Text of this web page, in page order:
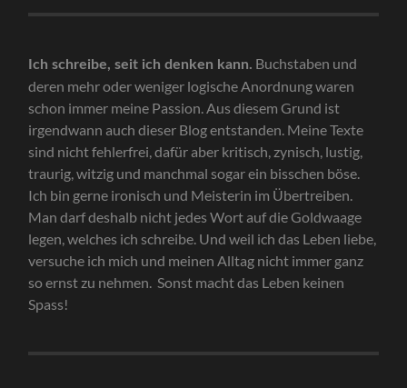
Ich schreibe, seit ich denken kann. Buchstaben und
deren mehr oder weniger logische Anordnung waren
schon immer meine Passion. Aus diesem Grund ist
irgendwann auch dieser Blog entstanden. Meine Texte
sind nicht fehlerfrei, dafür aber kritisch, zynisch, lustig,
traurig, witzig und manchmal sogar ein bisschen böse.
Ich bin gerne ironisch und Meisterin im Übertreiben.
Man darf deshalb nicht jedes Wort auf die Goldwaage
legen, welches ich schreibe. Und weil ich das Leben liebe,
versuche ich mich und meinen Alltag nicht immer ganz
so ernst zu nehmen. Sonst macht das Leben keinen
Spass!